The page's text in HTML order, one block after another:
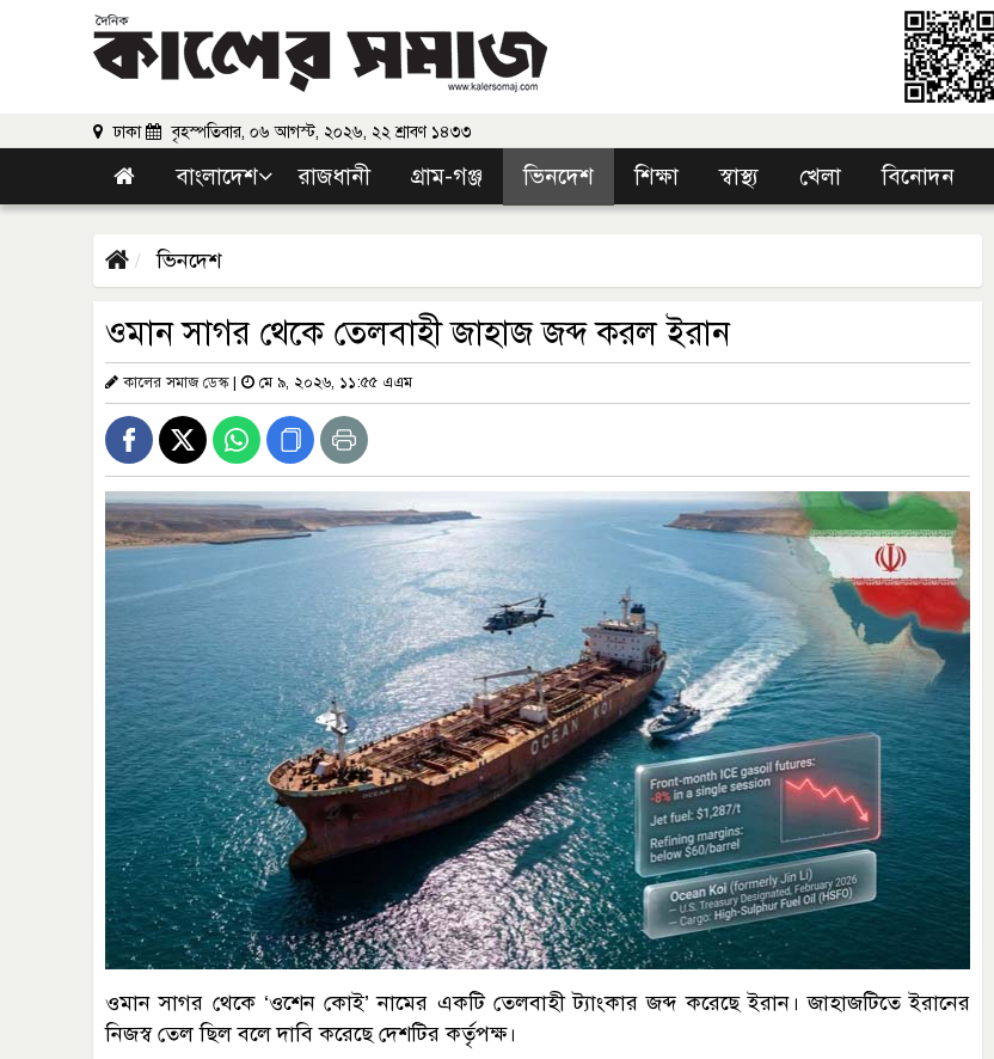
ঢাকা বৃহস্পতিবার, ০৬ আগস্ট, ২০২৬, ২২ শ্রাবণ ১৪৩৩
বাংলাদেশ রাজধানী গ্রাম-গঞ্জ ভিনদেশ শিক্ষা স্বাস্থ্য খেলা বিনোদন
ভিনদেশ
ওমান সাগর থেকে তেলবাহী জাহাজ জব্দ করল ইরান
কালের সমাজ ডেস্ক| মে ৯, ২০২৬, ১১:৫৫ এএম
ওমান সাগর থেকে ‘ওশেন কোই’ নামের একটি তেলবাহী ট্যাংকার জব্দ করেছে ইরান। জাহাজটিতে ইরানের
নিজস্ব তেল ছিল বলে দাবি করেছে দেশটির কর্তৃপক্ষ।